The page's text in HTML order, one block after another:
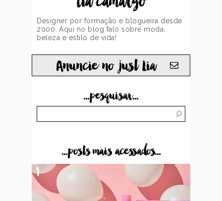
Designer por formação e blogueira desde
2000. Aqui no blog falo sobre moda,
beleza e estilo de vida!
Anuncie no just Lia
...pesquisar...
...posts mais acessados...
1